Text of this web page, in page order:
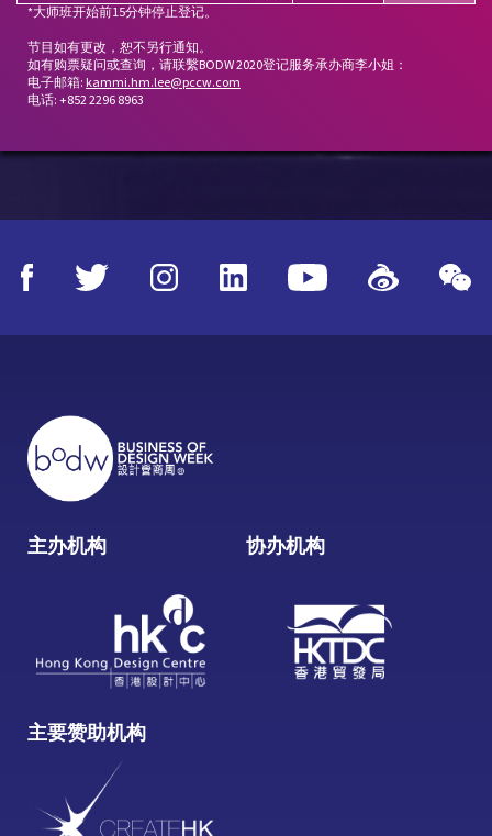
*大师班开始前15分钟停止登记。
节目如有更改，恕不另行通知。
如有购票疑问或查询，请联繫BODW 2020登记服务承办商李小姐：
电子邮箱:kammi.hm.lee@pccw.com
电话: +852 2296 8963
主办机构 协办机构
主要赞助机构